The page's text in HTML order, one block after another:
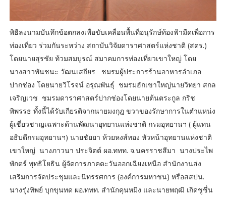
พิธีลงนามบันทึกข้อตกลงเพื่อขับเคลื่อนพื้นที่อนุรักษ์ท้องฟ้ามืดเพื่อการ
ท่องเที่ยว ร่วมกันระหว่าง สถาบันวิจัยดาราศาสตร์แห่งชาติ (สดร.)
โดยนายสุรชัย ท้วมสมบูรณ์ สมาคมการท่องเที่ยวเขาใหญ่ โดย
นางสาวพันชนะ วัฒนเสถียร ชมรมผู้ประการร้านอาหารอำเภอ
ปากช่อง โดยนายวิโรจน์ อรุณพันธุ์ ชมรมฮักเขาใหญ่นายวิทยา สกล
เจริญเวช ชมรมดาราศาสตร์ปากช่องโดยนายต้นตระกูล กริช
พิพรรธ ทั้งนี้ได้รับเกียรติจากนายมงกุฎ ขวาของรักษาการในตำแหน่ง
ผู้เชี่ยวชาญเฉพาะด้านพัฒนาอุทยานแห่งชาติ กรมอุทยานฯ ( ผู้แทน
อธิบดีกรมอุทยานฯ) นายชัยยา ห้วยหงส์ทอง หัวหน้าอุทยานแห่งชาติ
เขาใหญ่ นางภาวนา ประจิตต์ ผอ.ททท. จ.นครราชสีมา นางประไพ
พักตร์ พุทธิโยธิน ผู้จัดการภาคตะวันออกเฉียงเหนือ สำนักงานส่ง
เสริมการจัดประชุมและนิทรรศการ (องค์การมหาชน) หรือสสปน.
นางรุ่งทิพย์ บุกขุนทด ผอ.ททท. สำนักคุนหมิง และนายพฤฒิ เกิดชูชื่น